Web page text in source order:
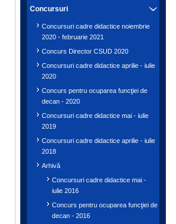
Concursuri
Concursuri cadre didactice noiembrie
2020 - februarie 2021
Concurs Director CSUD 2020
Concursuri cadre didactice aprilie - iulie
2020
Concurs pentru ocuparea funcţiei de
decan - 2020
Concursuri cadre didactice mai - iulie
2019
Concursuri cadre didactice aprilie - iulie
2018
Arhivă
Concursuri cadre didactice mai -
iulie 2016
Concurs pentru ocuparea funcţiei de
decan - 2016